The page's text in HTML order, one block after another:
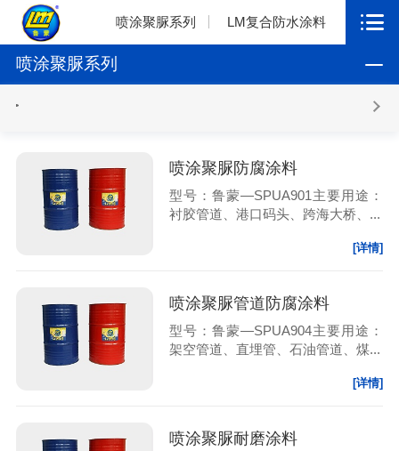
喷涂聚脲系列 LM复合防水涂料
喷涂聚脲系列
喷涂聚脲防腐涂料
型号：鲁蒙—SPUA901主要用途：
衬胶管道、港口码头、跨海大桥、...
[详情]
喷涂聚脲管道防腐涂料
型号：鲁蒙—SPUA904主要用途：
架空管道、直埋管、石油管道、煤...
[详情]
喷涂聚脲耐磨涂料